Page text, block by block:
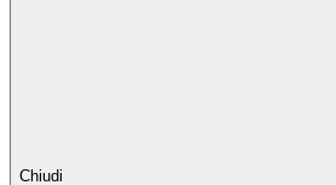
Chiudi